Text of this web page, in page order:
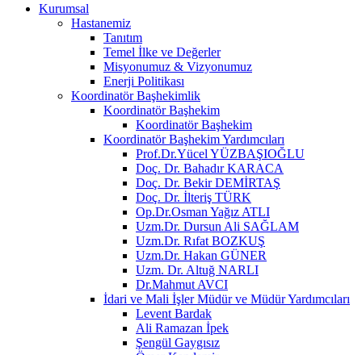
Kurumsal
Hastanemiz
Tanıtım
Temel İlke ve Değerler
Misyonumuz & Vizyonumuz
Enerji Politikası
Koordinatör Başhekimlik
Koordinatör Başhekim
Koordinatör Başhekim
Koordinatör Başhekim Yardımcıları
Prof.Dr.Yücel YÜZBAŞIOĞLU
Doç. Dr. Bahadır KARACA
Doç. Dr. Bekir DEMİRTAŞ
Doç. Dr. İlteriş TÜRK
Op.Dr.Osman Yağız ATLI
Uzm.Dr. Dursun Ali SAĞLAM
Uzm.Dr. Rıfat BOZKUŞ
Uzm.Dr. Hakan GÜNER
Uzm. Dr. Altuğ NARLI
Dr.Mahmut AVCI
İdari ve Mali İşler Müdür ve Müdür Yardımcıları
Levent Bardak
Ali Ramazan İpek
Şengül Gaygısız